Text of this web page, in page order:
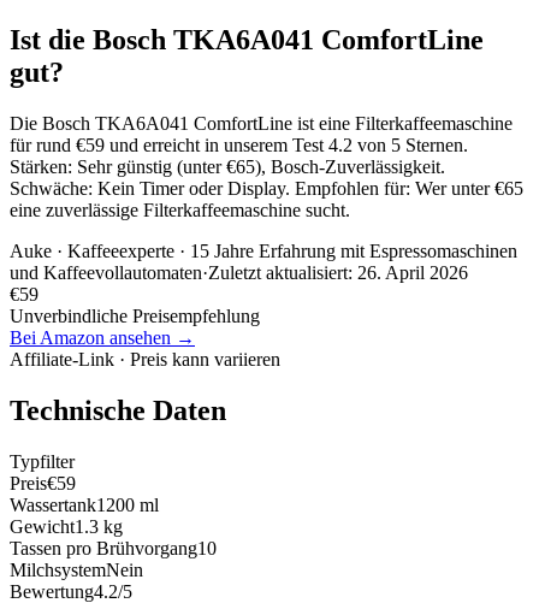
Ist die Bosch TKA6A041 ComfortLine
gut?
Die Bosch TKA6A041 ComfortLine ist eine Filterkaffeemaschine
für rund €59 und erreicht in unserem Test 4.2 von 5 Sternen.
Stärken: Sehr günstig (unter €65), Bosch-Zuverlässigkeit.
Schwäche: Kein Timer oder Display. Empfohlen für: Wer unter €65
eine zuverlässige Filterkaffeemaschine sucht.
Auke · Kaffeeexperte · 15 Jahre Erfahrung mit Espressomaschinen
und Kaffeevollautomaten·Zuletzt aktualisiert: 26. April 2026
€59
Unverbindliche Preisempfehlung
Bei Amazon ansehen →
Affiliate-Link · Preis kann variieren
Technische Daten
Typfilter
Preis€59
Wassertank1200 ml
Gewicht1.3 kg
Tassen pro Brühvorgang10
MilchsystemNein
Bewertung4.2/5